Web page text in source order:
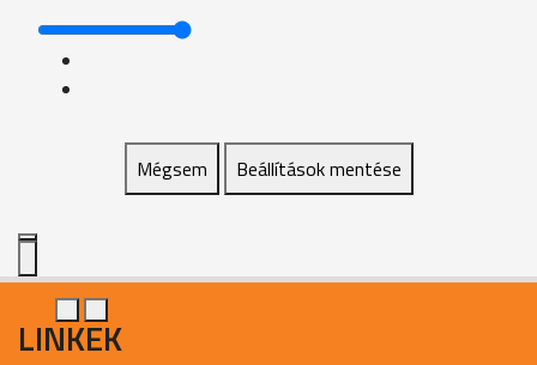
Mégsem Beállítások mentése
LINKEK